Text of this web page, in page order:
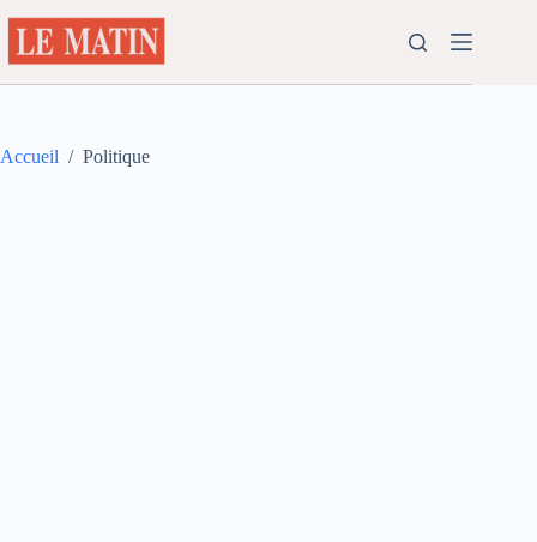
au
contenu
Accueil / Politique